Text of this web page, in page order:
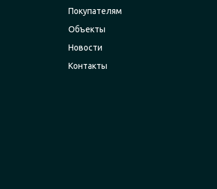
Покупателям
Объекты
Новости
Контакты